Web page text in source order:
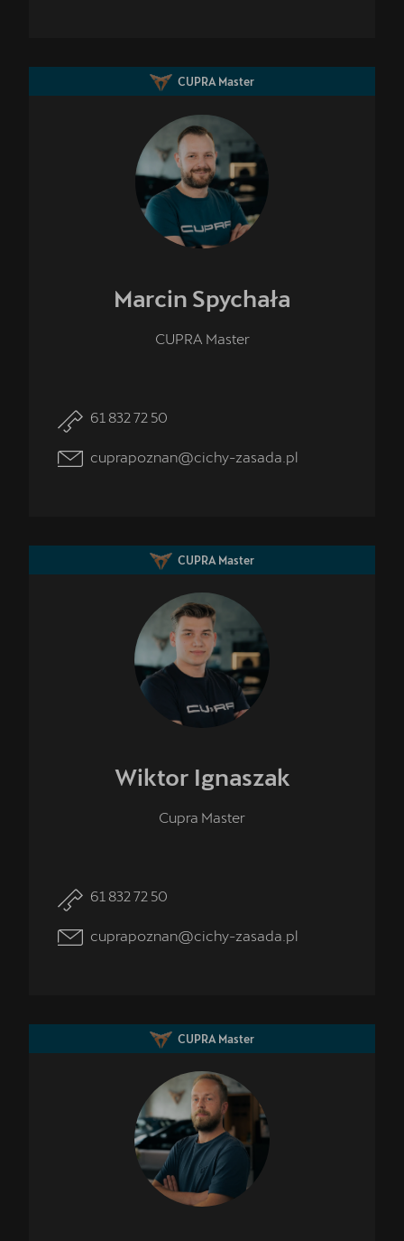
CUPRA Master
Marcin Spychała
CUPRA Master
61 832 72 50
cuprapoznan@cichy-zasada.pl
CUPRA Master
Wiktor Ignaszak
Cupra Master
61 832 72 50
cuprapoznan@cichy-zasada.pl
CUPRA Master